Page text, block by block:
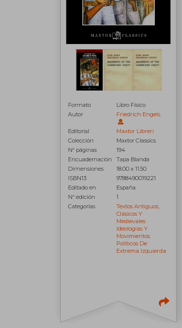
Formato
Libro Físico
Autor
Friedrich Engels
Editorial
Maxtor Libreri
Colección
Maxtor Classics
N° páginas
194
Encuadernación
Tapa Blanda
Dimensiones
18.00 x 11.50
ISBN13
9788490019221
Editado en
España
N° edición
1
Categorías
Textos Antiguos,
Clásicos Y
Medievales
Ideologías Y
Movimientos
Políticos De
Extrema Izquierda